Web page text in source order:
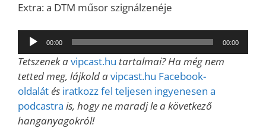
Extra: a DTM műsor szignálzenéje
Audió
lejátszó
00:00 00:00
Tetszenek avipcast.hu tartalmai? Ha még nem
tetted meg, lájkold avipcast.hu Facebook-
oldalátés iratkozz fel teljesen ingyenesen a
podcastra is, hogy ne maradj le a következő
hanganyagokról!